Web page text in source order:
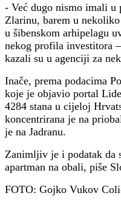
- Već dugo nismo imali u
Zlarinu, barem u
u šibenskom arhipelagu
nekog profila investitora
kazali su u agenciji za
Inače, prema podacima
koje je objavio portal
4284 stana u cijeloj
koncentrirana je na
je na Jadranu.
Zanimljiv je i podatak da
apartman na obali, piše
FOTO: Gojko Vukov